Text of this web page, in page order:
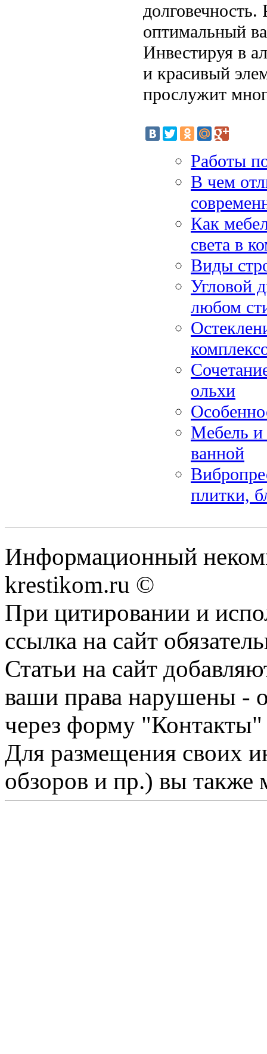
долговечность.
оптимальный
Инвестируя в
и красивый
прослужит
Работы
В чем
Как
света в
Виды
Угловой
любом
ольхи
Мебель и
ванной
плитки,
Информационный
krestikom.ru ©
При цитировании и
ссылка на сайт
Статьи на сайт
ваши права нарушены -
через форму "Контакты"
Для размещения своих
обзоров и пр.) вы также